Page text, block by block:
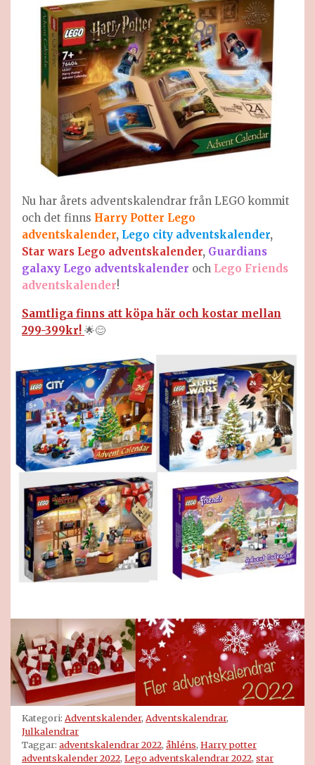
Nu har årets adventskalendrar från LEGO kommit
och det finns Harry Potter Lego
adventskalender, Lego city adventskalender,
Star wars Lego adventskalender, Guardians
galaxy Lego adventskalender och Lego Friends
adventskalender!
Samtliga finns att köpa här och kostar mellan
299-399kr! 🌟😊
Kategori: Adventskalender, Adventskalendrar,
Julkalendrar
Taggar: adventskalendrar 2022, åhléns, Harry potter
adventskalender 2022, Lego adventskalendrar 2022, star